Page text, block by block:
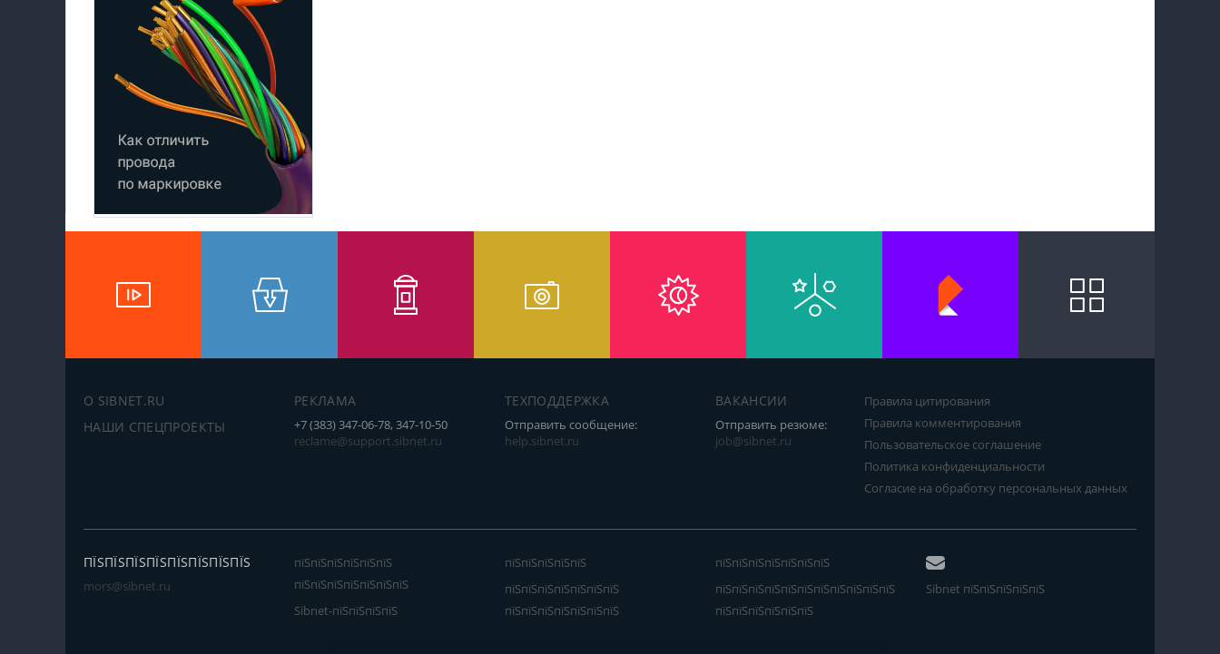
О SIBNET.RU
НАШИ СПЕЦПРОЕКТЫ
РЕКЛАМА
+7 (383) 347-06-78, 347-10-50
reclame@support.sibnet.ru
ТЕХПОДДЕРЖКА
Отправить сообщение:
help.sibnet.ru
ВАКАНСИИ
Отправить резюме:
job@sibnet.ru
Правила цитирования
Правила комментирования
Пользовательское соглашение
Политика конфиденциальности
Согласие на обработку персональных данных
ПЇЅПЇЅПЇЅПЇЅПЇЅПЇЅПЇЅПЇЅ
mors@sibnet.ru
пїЅпїЅпїЅпїЅпїЅпїЅ
пїЅпїЅпїЅпїЅпїЅпїЅпїЅ
Sibnet-пїЅпїЅпїЅпїЅ
пїЅпїЅпїЅпїЅпїЅ
пїЅпїЅпїЅпїЅпїЅпїЅпїЅ
пїЅпїЅпїЅпїЅпїЅпїЅпїЅ
пїЅпїЅпїЅпїЅпїЅпїЅпїЅ
пїЅпїЅпїЅпїЅпїЅпїЅпїЅпїЅпїЅпїЅпїЅ
пїЅпїЅпїЅпїЅпїЅпїЅ
Sibnet пїЅпїЅпїЅпїЅпїЅ